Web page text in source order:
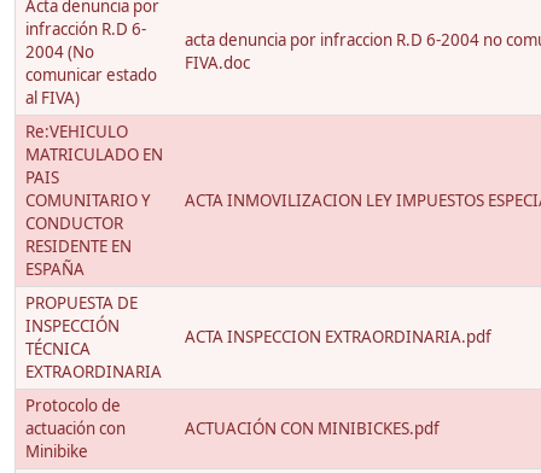
Acta denuncia por
infracción R.D 6-
2004 (No
comunicar estado
al FIVA)
acta denuncia por infraccion R.D 6-2004 no
FIVA.doc
Re:VEHICULO
MATRICULADO EN
PAIS
COMUNITARIO Y
CONDUCTOR
RESIDENTE EN
ESPAÑA
ACTA INMOVILIZACION LEY IMPUESTOS
PROPUESTA DE
INSPECCIÓN
TÉCNICA
EXTRAORDINARIA
ACTA INSPECCION EXTRAORDINARIA.pdf
Protocolo de
actuación con
Minibike
ACTUACIÓN CON MINIBICKES.pdf